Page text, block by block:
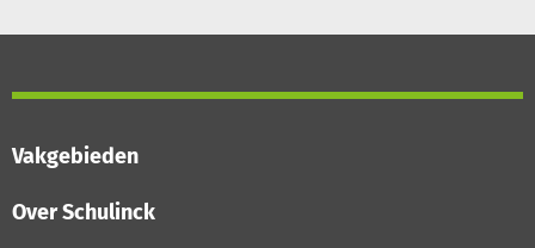
Vakgebieden
Over Schulinck